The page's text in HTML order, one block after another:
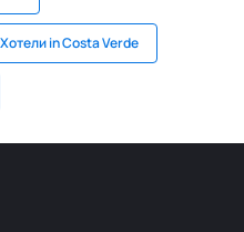
Хотели in Costa Verde